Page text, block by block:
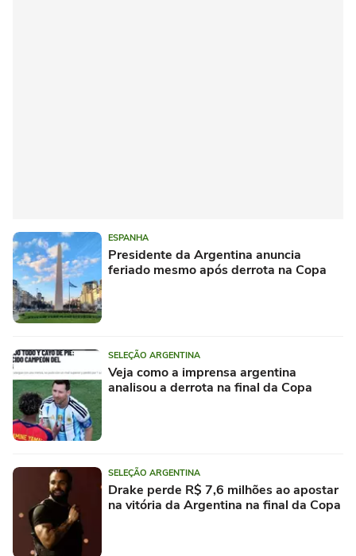
ESPANHA
Presidente da Argentina anuncia
feriado mesmo após derrota na Copa
SELEÇÃO ARGENTINA
Veja como a imprensa argentina
analisou a derrota na final da Copa
SELEÇÃO ARGENTINA
Drake perde R$ 7,6 milhões ao apostar
na vitória da Argentina na final da Copa